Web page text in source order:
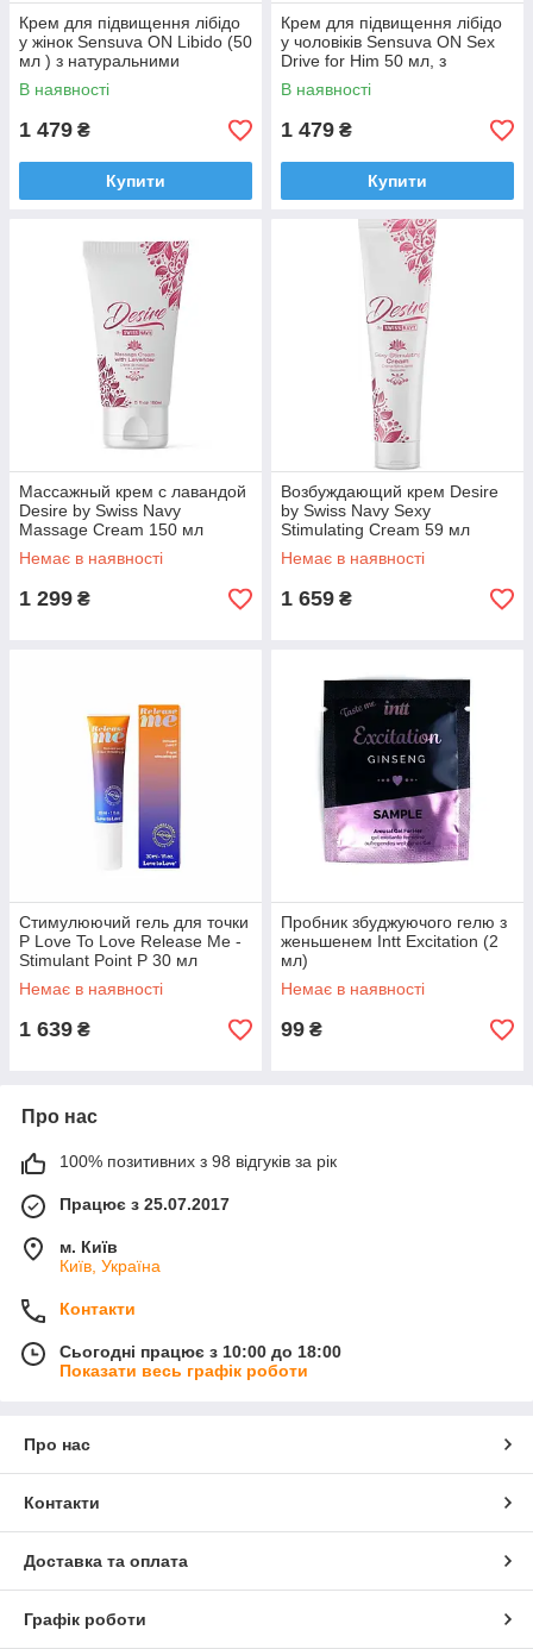
Крем для підвищення лібідо
у жінок Sensuva ON Libido (50
мл ) з натуральними
екстрактами
В наявності
1 479 ₴
Купити
Крем для підвищення лібідо
у чоловіків Sensuva ON Sex
Drive for Him 50 мл, з
натуральними екстрактами
В наявності
1 479 ₴
Купити
Массажный крем с лавандой
Desire by Swiss Navy
Massage Cream 150 мл
Немає в наявності
1 299 ₴
Возбуждающий крем Desire
by Swiss Navy Sexy
Stimulating Cream 59 мл
Немає в наявності
1 659 ₴
Стимулюючий гель для точки
P Love To Love Release Me -
Stimulant Point P 30 мл
Немає в наявності
1 639 ₴
Пробник збуджуючого гелю з
женьшенем Intt Excitation (2
мл)
Немає в наявності
99 ₴
Про нас
100% позитивних з 98 відгуків за рік
Працює з 25.07.2017
м. Київ
Київ, Україна
Контакти
Сьогодні працює з 10:00 до 18:00
Показати весь графік роботи
Про нас
Контакти
Доставка та оплата
Графік роботи